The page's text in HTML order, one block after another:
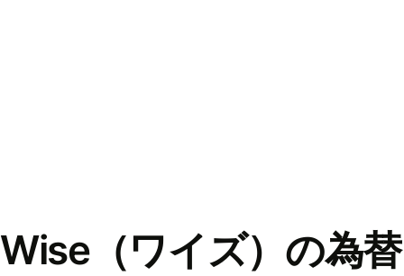
Wise（ワイズ）の為